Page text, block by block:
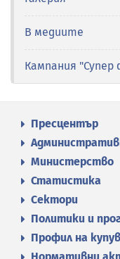
В медиите
Кампания "Супер
Пресцентър
Министерство
Статистика
Сектори
Политики и
Профил на
Нормативни